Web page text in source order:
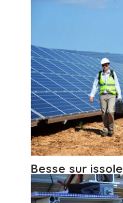
Besse sur issole